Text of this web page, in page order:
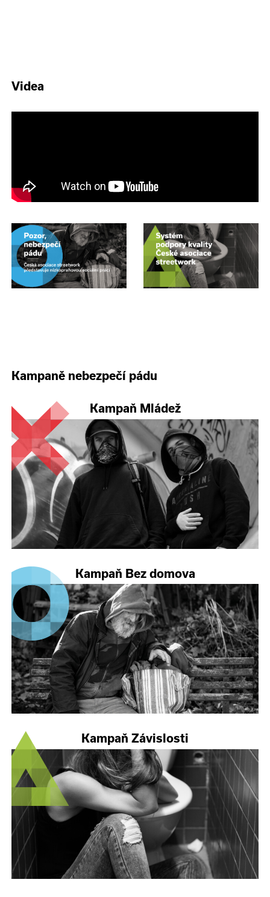
Videa
Kampaně nebezpečí pádu
Kampaň Mládež
Kampaň Bez domova
Kampaň Závislosti